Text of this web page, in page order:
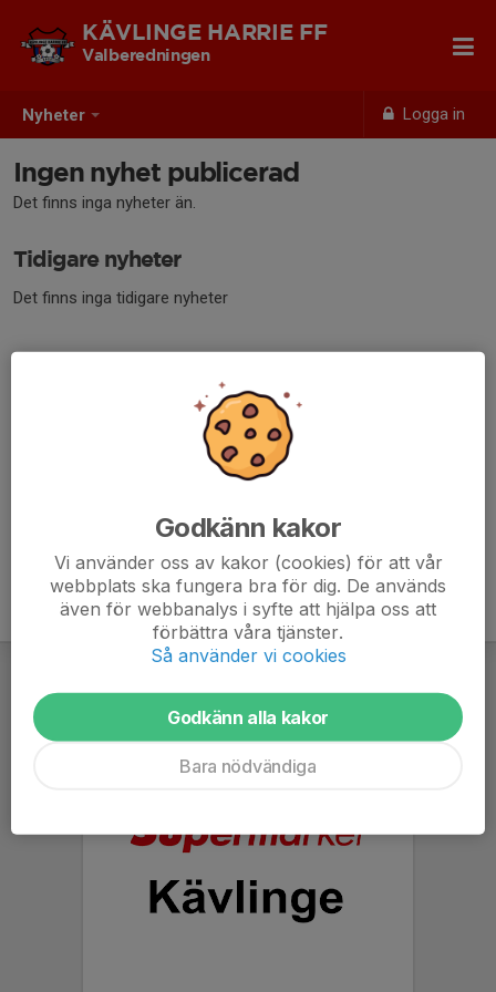
Nyheter Logga in
KÄVLINGE HARRIE FF
Valberedningen
Ingen nyhet publicerad
Det finns inga nyheter än.
Tidigare nyheter
Det finns inga tidigare nyheter
Godkänn kakor
Vi använder oss av kakor (cookies) för att vår
webbplats ska fungera bra för dig. De används
även för webbanalys i syfte att hjälpa oss att
förbättra våra tjänster.
Så använder vi cookies
Godkänn alla kakor
Bara nödvändiga